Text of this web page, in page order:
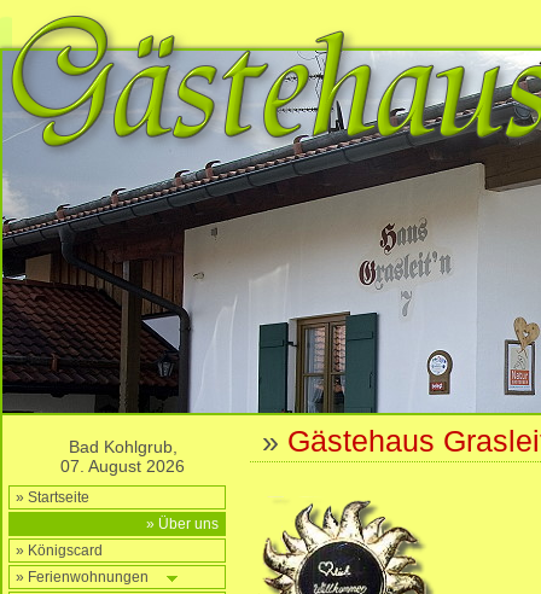
Bad Kohlgrub,
07. August 2026
» Startseite
» Über uns
» Königscard
» Ferienwohnungen
» Gästehaus